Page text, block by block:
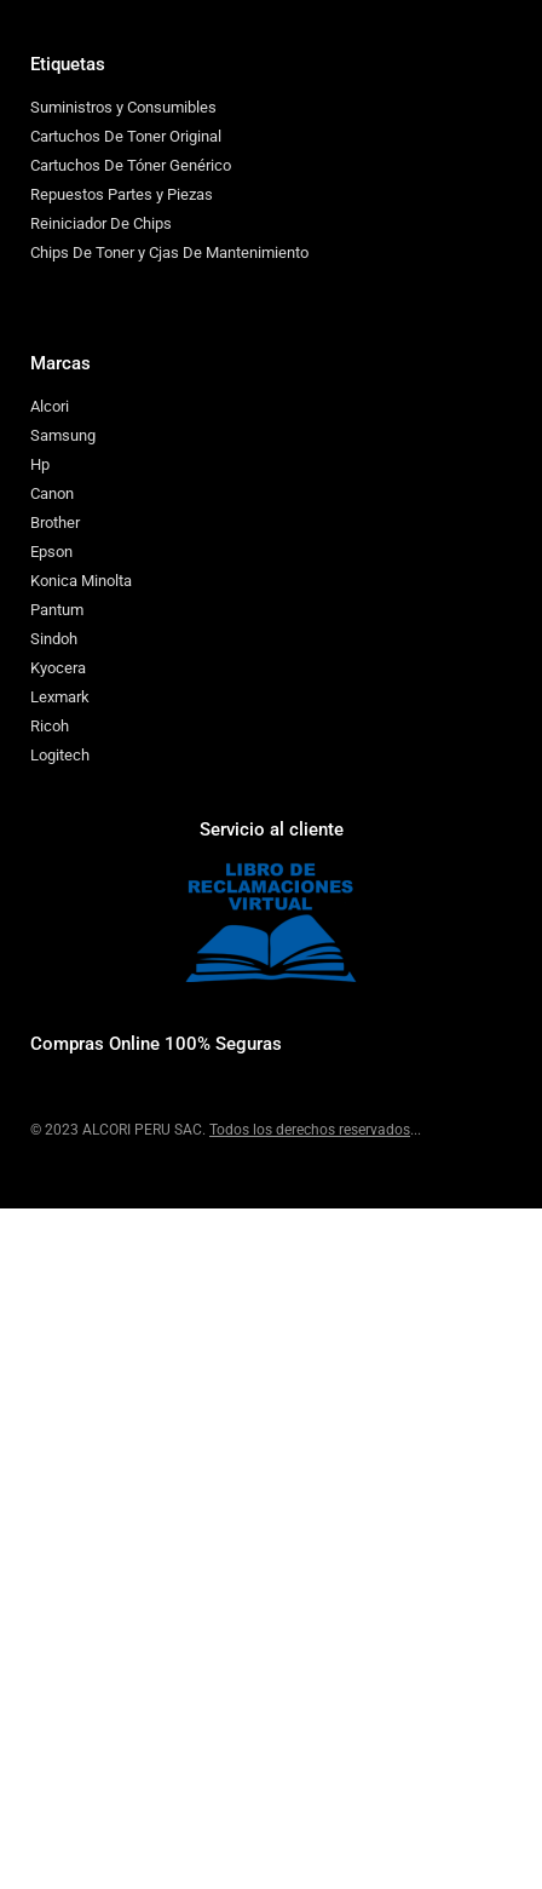
Etiquetas
Suministros y Consumibles
Cartuchos De Toner Original
Cartuchos De Tóner Genérico
Repuestos Partes y Piezas
Reiniciador De Chips
Chips De Toner y Cjas De Mantenimiento
Marcas
Alcori
Samsung
Hp
Canon
Brother
Epson
Konica Minolta
Pantum
Sindoh
Kyocera
Lexmark
Ricoh
Logitech
Servicio al cliente
Compras Online 100% Seguras
© 2023 ALCORI PERU SAC. Todos los derechos reservados...